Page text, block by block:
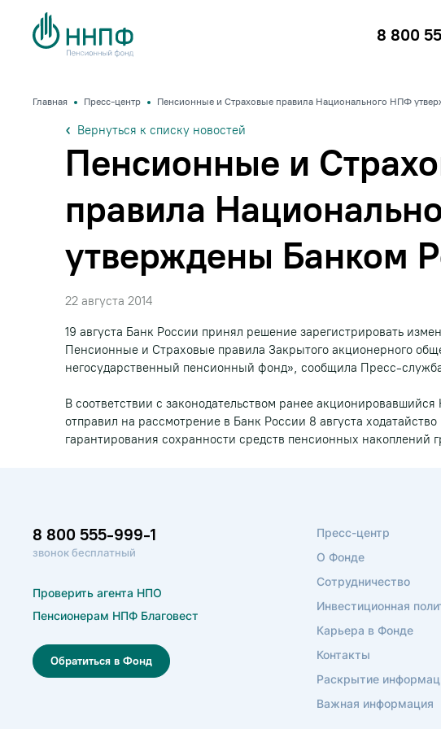
8 800
Главная Пресс-центр Пенсионные и Страховые правила Национального НПФ
Вернуться к списку новостей
Пенсионные и
правила
утверждены Банком
22 августа 2014
19 августа Банк России принял решение зарегистрировать
Пенсионные и Страховые правила Закрытого акционерного
негосударственный пенсионный фонд», сообщила Пресс-
В соответствии с законодательством ранее
отправил на рассмотрение в Банк России 8 августа
гарантирования сохранности средств пенсионных накоплений
8 800 555-999-1
звонок бесплатный
Обратиться в Фонд
Проверить агента НПО
Пенсионерам НПФ Благовест
Пресс-центр
О Фонде
Сотрудничество
Инвестиционная
Карьера в Фонде
Контакты
Раскрытие
Важная информация